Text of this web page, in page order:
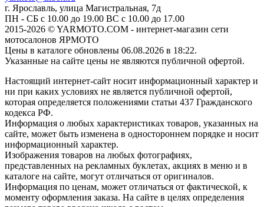
г. Ярославль, улица Магистральная, 7д
ПН - СБ с 10.00 до 19.00 ВС с 10.00 до 17.00
2015-2026 © YARMOTO.COM - интернет-магазин сети
мотосалонов ЯРМОТО
Цены в каталоге обновлены 06.08.2026 в 18:22.
Указанные на сайте цены не являются публичной офертой.
Настоящий интернет-сайт носит информационный характер и
ни при каких условиях не является публичной офертой,
которая определяется положениями статьи 437 Гражданского
кодекса РФ.
Информация о любых характеристиках товаров, указанных на
сайте, может быть изменена в одностороннем порядке и носит
информационный характер.
Изображения товаров на любых фотографиях,
представленных на рекламных буклетах, акциях в меню и в
каталоге на сайте, могут отличаться от оригиналов.
Информация по ценам, может отличаться от фактической, к
моменту оформления заказа. На сайте в целях определения